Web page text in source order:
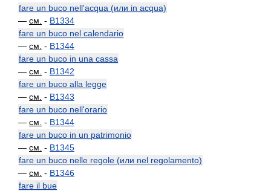
fare un buco nell'acqua (или in acqua)
— см. - B1334
fare un buco nel calendario
— см. - B1344
fare un buco in una cassa
— см. - B1342
fare un buco alla legge
— см. - B1343
fare un buco nell'orario
— см. - B1344
fare un buco in un patrimonio
— см. - B1345
fare un buco nelle regole (или nel regolamento)
— см. - B1346
fare il bue